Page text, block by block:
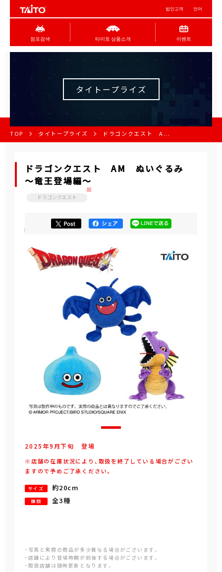
법인고객 언어
점포검색 타이토 상품소개 이벤트
タイトープライズ
TOP タイトープライズ ドラゴンクエスト A...
ドラゴンクエスト AM ぬいぐるみ
～竜王登場編～
ドラゴンクエスト
2025年9 月下旬 登場
※店舗の在庫状況により、取扱を終了している場合がござい
ますので予めご了承ください。
サイズ 約20cm
種類 全3種
・写真と実際の商品が多少異なる場合がございます。
・店舗により登場時期が前後する場合がございます。
・取扱店舗は随時更新となります。